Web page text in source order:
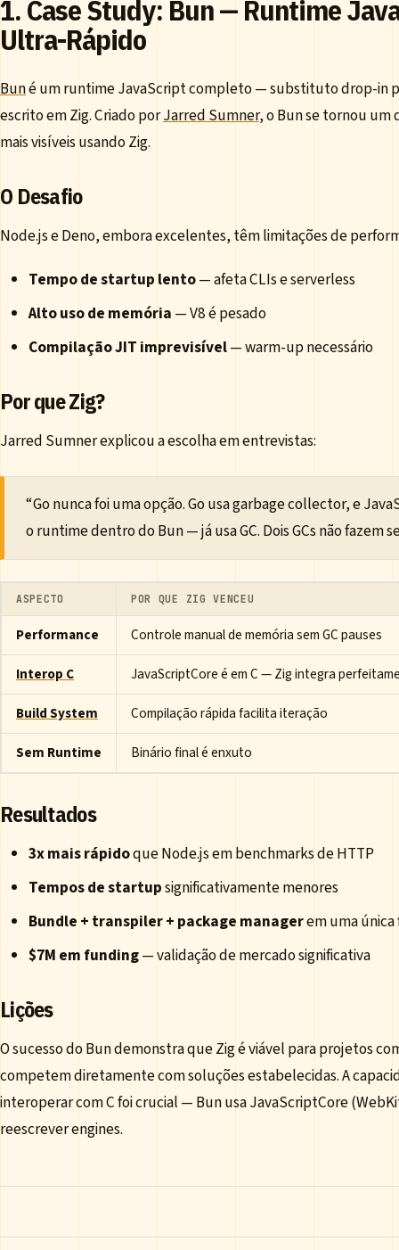
1. Case Study: Bun — Runtime
Ultra-Rápido
Buné um runtime JavaScript completo — substituto drop-in
escrito em Zig. Criado porJarred Sumner, o Bun se tornou um
mais visíveis usando Zig.
O Desafio
Node.js e Deno, embora excelentes, têm limitações de
Tempo de startup lento— afeta CLIs e serverless
Alto uso de memória — V8 é pesado
Compilação JIT imprevisível— warm-up necessário
Por que Zig?
Jarred Sumner explicou a escolha em entrevistas:
“Go nunca foi uma opção. Go usa garbage collector, e
o runtime dentro do Bun — já usa GC. Dois GCs não fazem
ASPECTO POR QUE ZIG VENCEU
Performance
Controle manual de memória sem GC pauses
Interop C
JavaScriptCore é em C — Zig integra
Build System
Compilação rápida facilita iteração
Sem Runtime
Binário final é enxuto
Resultados
3x mais rápidoque Node.js em benchmarks de HTTP
Tempos de startupsignificativamente menores
Bundle + transpiler + package managerem uma
$7M em funding— validação de mercado significativa
Lições
O sucesso do Bun demonstra que Zig é viável para projetos
competem diretamente com soluções estabelecidas. A
interoperar com C foi crucial — Bun usa JavaScriptCore
reescrever engines.